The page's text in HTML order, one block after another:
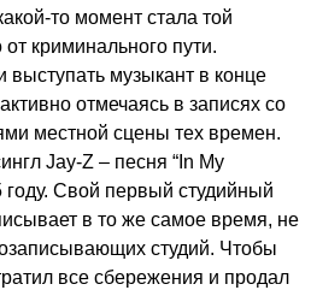
то момент стала той
криминального пути.
выступать музыкант в конце
отмечаясь в записях со
местной сцены тех времен.
Jay-Z – песня “ In My
Свой первый студийный
в то же самое время, не
студий. Чтобы
все сбережения и продал